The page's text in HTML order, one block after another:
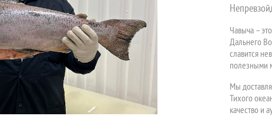
Чавыча –
Дальнего
славится
полезными
Мы
Тихого
качество и